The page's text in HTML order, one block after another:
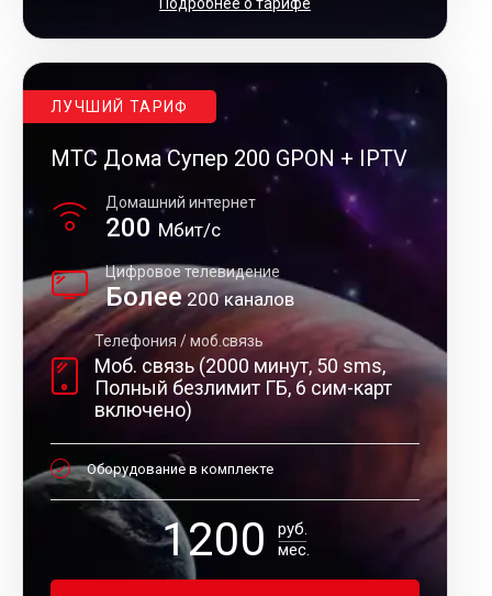
ЛУЧШИЙ ТАРИФ
МТС Дома Супер 200 GPON + IPTV
200 Мбит/с
Домашний интернет
Более200 каналов
Цифровое телевидение
Моб. связь (2000 минут, 50 sms,
Полный безлимит ГБ, 6 сим-карт
включено)
Телефония / моб.связь
Оборудование в комплекте
1200
руб.
мес.